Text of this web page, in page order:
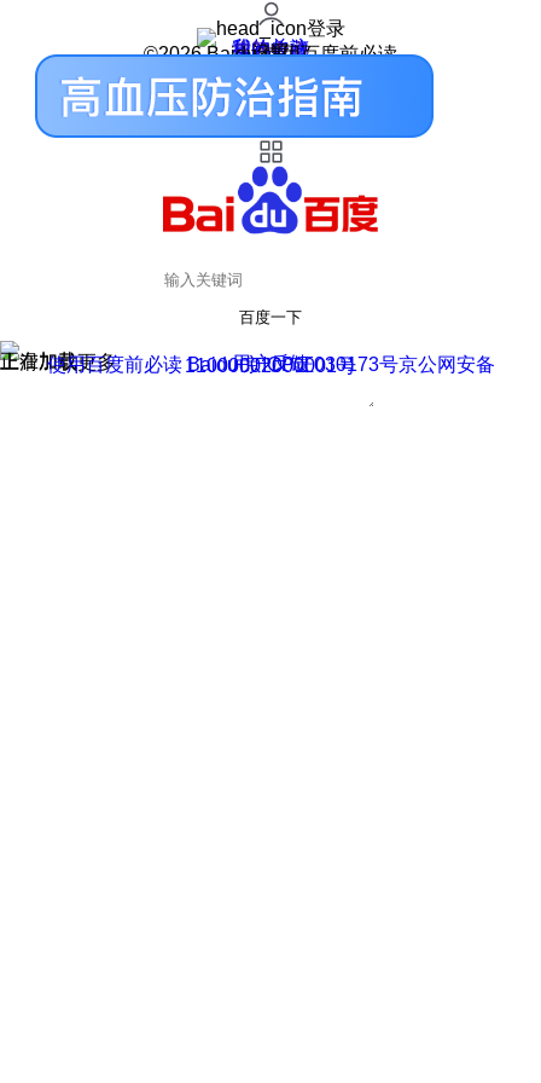
登录
我的关注
我的收藏
皮肤中心
用户反馈
设置
©2026 Baidu 使用百度前必读
百度一下
正在加载
上滑加载更多 用户反馈
使用百度前必读 Baidu 京ICP证030173号
京公网安备11000002000001号